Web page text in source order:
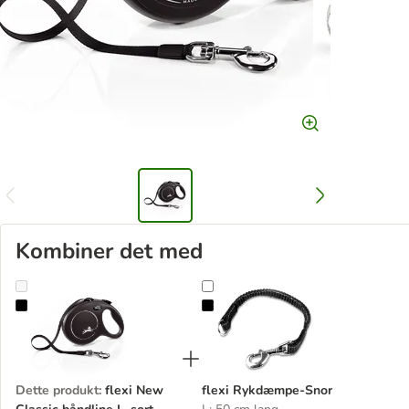
Kombiner det med
flexi New Classic båndline L, sort - 8 m
Dette produkt: flexi New
flexi Rykdæmpe-Snor
flexi Rykdæmpe-Snor